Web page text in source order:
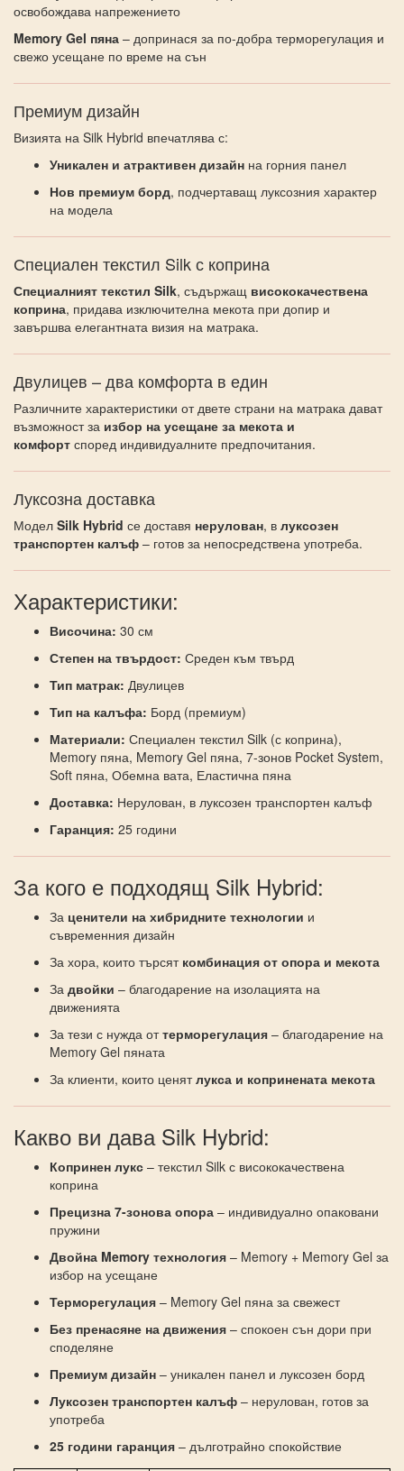
освобождава напрежението
Memory Gel пяна – допринася за по-добра терморегулация и
свежо усещане по време на сън
Премиум дизайн
Визията на Silk Hybrid впечатлява с:
Уникален и атрактивен дизайн на горния панел
Нов премиум борд, подчертаващ луксозния характер
на модела
Специален текстил Silk с коприна
Специалният текстил Silk, съдържащ висококачествена
коприна, придава изключителна мекота при допир и
завършва елегантната визия на матрака.
Двулицев – два комфорта в един
Различните характеристики от двете страни на матрака дават
възможност за избор на усещане за мекота и
комфорт според индивидуалните предпочитания.
Луксозна доставка
Модел Silk Hybrid се доставя нерулован, в луксозен
транспортен калъф – готов за непосредствена употреба.
Характеристики:
Височина: 30 см
Степен на твърдост: Среден към твърд
Тип матрак: Двулицев
Тип на калъфа: Борд (премиум)
Материали: Специален текстил Silk (с коприна),
Memory пяна, Memory Gel пяна, 7-зонов Pocket System,
Soft пяна, Обемна вата, Еластична пяна
Доставка: Нерулован, в луксозен транспортен калъф
Гаранция: 25 години
За кого е подходящ Silk Hybrid:
За ценители на хибридните технологии и
съвременния дизайн
За хора, които търсят комбинация от опора и мекота
За двойки – благодарение на изолацията на
движенията
За тези с нужда оттерморегулация – благодарение на
Memory Gel пяната
За клиенти, които ценятлукса и копринената мекота
Какво ви дава Silk Hybrid:
Копринен лукс – текстил Silk с висококачествена
коприна
Прецизна 7-зонова опора – индивидуално опаковани
пружини
Двойна Memory технология – Memory + Memory Gel за
избор на усещане
Терморегулация – Memory Gel пяна за свежест
Без пренасяне на движения – спокоен сън дори при
споделяне
Премиум дизайн – уникален панел и луксозен борд
Луксозен транспортен калъф – нерулован, готов за
употреба
25 години гаранция – дълготрайно спокойствие